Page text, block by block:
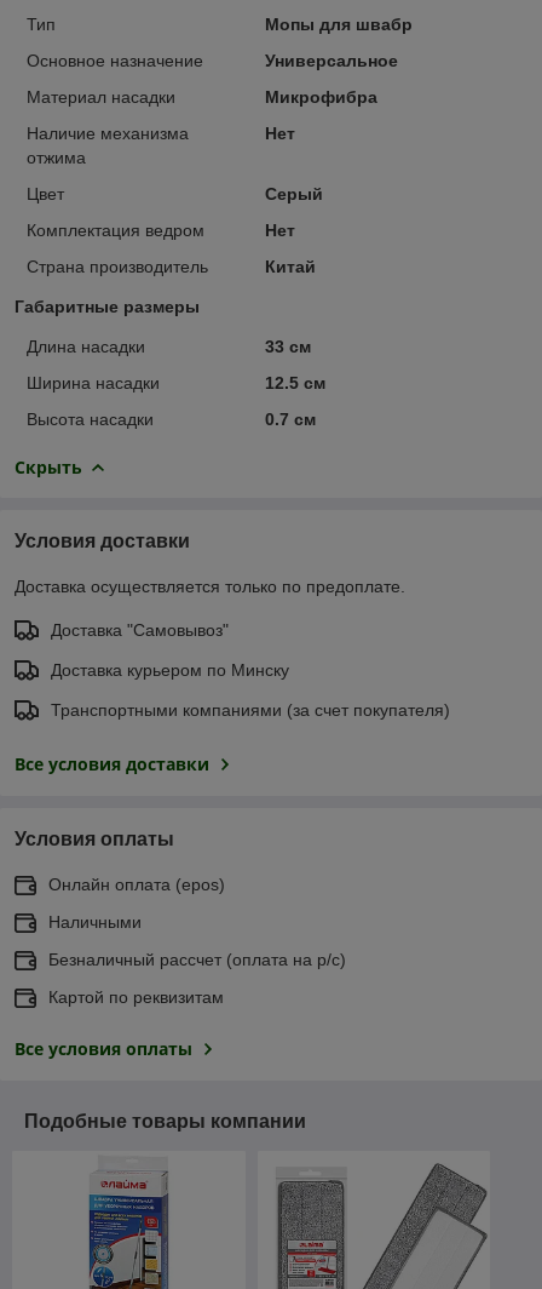
Тип
Мопы для швабр
Основное назначение
Универсальное
Материал насадки
Микрофибра
Наличие механизма
отжима
Нет
Цвет
Серый
Комплектация ведром
Нет
Страна производитель
Китай
Габаритные размеры
Длина насадки
33 см
Ширина насадки
12.5 см
Высота насадки
0.7 см
Скрыть
Условия доставки
Доставка осуществляется только по предоплате.
Доставка "Самовывоз"
Доставка курьером по Минску
Транспортными компаниями (за счет покупателя)
Все условия доставки
Условия оплаты
Онлайн оплата (еpos)
Наличными
Безналичный рассчет (оплата на р/с)
Картой по реквизитам
Все условия оплаты
Подобные товары компании